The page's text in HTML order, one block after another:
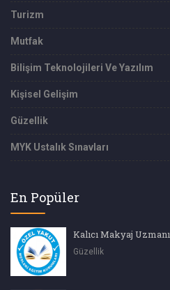
Turizm
Mutfak
Bilişim Teknolojileri Ve Yazılım
Kişisel Gelişim
Güzellik
MYK Ustalık Sınavları
En Popüler
Kalıcı Makyaj Uzmanı
Güzellik